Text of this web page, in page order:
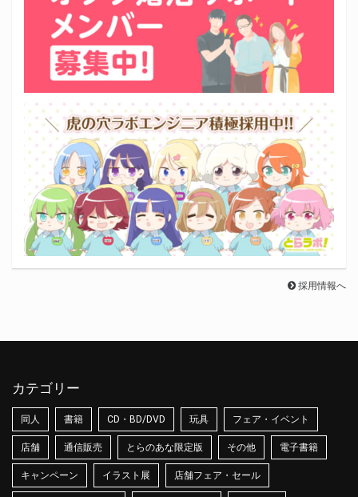
採用情報へ
カテゴリー
同人 書籍 CD・BD/DVD 玩具 フェア・イベント
店舗 通信販売 とらのあな限定版 その他 電子書籍
キャンペーン イラスト展 店舗フェア・セール